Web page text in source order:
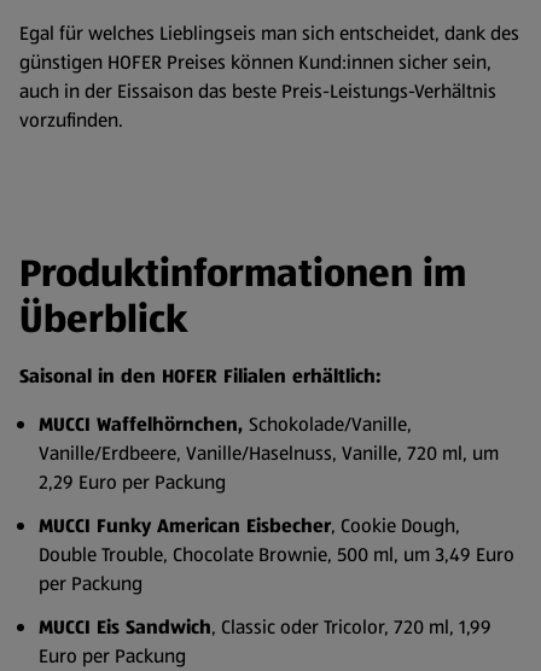
Egal für welches Lieblingseis man sich entscheidet, dank des
günstigen HOFER Preises können Kund:innen sicher sein,
auch in der Eissaison das beste Preis-Leistungs-Verhältnis
vorzufinden.
Produktinformationen im
Überblick
Saisonal in den HOFER Filialen erhältlich:
MUCCI Waffelhörnchen, Schokolade/Vanille,
Vanille/Erdbeere, Vanille/Haselnuss, Vanille, 720 ml, um
2,29 Euro per Packung
MUCCI Funky American Eisbecher, Cookie Dough,
Double Trouble, Chocolate Brownie, 500 ml, um 3,49 Euro
per Packung
MUCCI Eis Sandwich, Classic oder Tricolor, 720 ml, 1,99
Euro per Packung